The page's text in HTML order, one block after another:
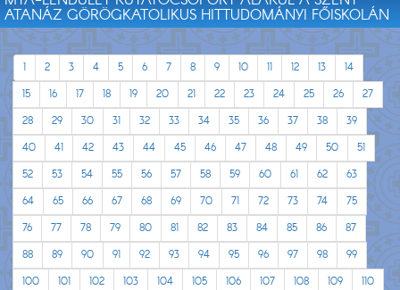
ATANÁZ GÖRÖGKATOLIKUS HITTUDOMÁNYI FŐISKOLÁN
1 2 3 4 5 6 7 8 9 10 11 12 13
14
15
16 17 18 19 20 21 22 23 24 25 26
27
28
29 30 31 32 33 34 35 36 37 38
39
40
41 42 43 44 45 46 47 48 49 50
51
52
53 54 55 56 57 58 59 60 61 62
63
64
65 66 67 68 69 70 71 72 73 74
75
76
77 78 79 80 81 82 83 84 85 86
87
88
89 90 91 92 93 94 95 96 97 98
99
100
101 102 103 104 105 106 107 108 109
110